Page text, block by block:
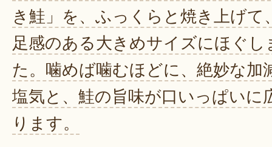
き鮭」を、ふっくらと焼き上げて
足感のある大きめサイズにほぐし
た。噛めば噛むほどに、絶妙な加
塩気と、鮭の旨味が口いっぱいに
ります。